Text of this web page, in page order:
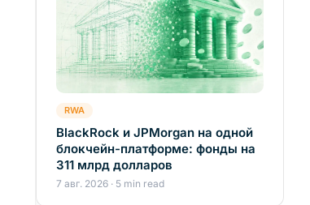
RWA
BlackRock и JPMorgan на одной
блокчейн-платформе: фонды на
311 млрд долларов
7 авг. 2026 · 5 min read